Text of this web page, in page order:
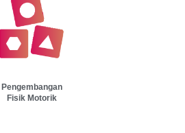
Pengembangan
Fisik Motorik